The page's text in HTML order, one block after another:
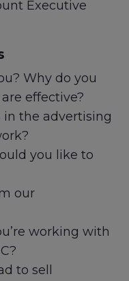
Executive
Why do you
effective?
the advertising
you like to
our
working with
to sell